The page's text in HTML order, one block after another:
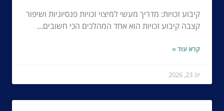
קיבוע זכויות: מדריך מעשי למיצוי זכויות פנסיוניות ושיפור
קצבה קיבוע זכויות הוא אחד המהלכים הכי חשובים...
קרא עוד »
יונ 23, 2026